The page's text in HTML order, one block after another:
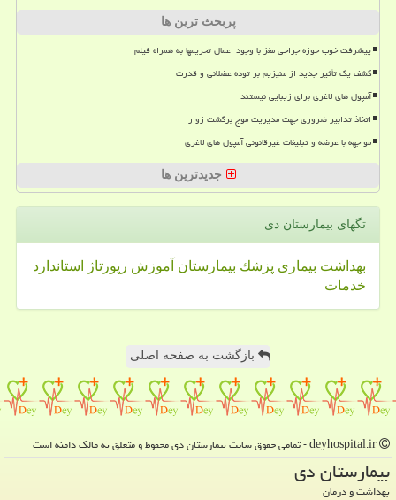
پربحث ترین ها
پیشرفت خوب حوزه جراحی مغز با وجود اعمال تحریمها به همراه فیلم
کشف یک تأثیر جدید از منیزیم بر توده عضلانی و قدرت
آمپول های لاغری برای زیبایی نیستند
اتخاذ تدابیر ضروری جهت مدیریت موج برگشت زوار
مواجهه با عرضه و تبلیغات غیرقانونی آمپول های لاغری
جدیدترین ها
تگهای بیمارستان دی
بهداشت بیماری پزشك بیمارستان آموزش رپورتاژ
استاندارد
خدمات
بازگشت به صفحه اصلی
بیمارستان دی
بهداشت و درمان